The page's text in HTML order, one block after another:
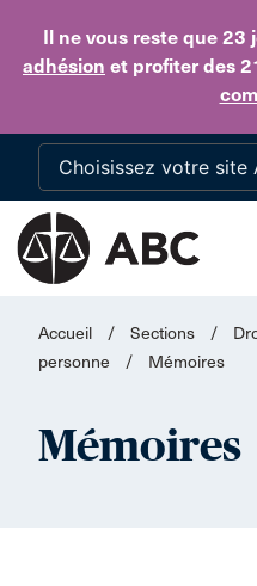
Il ne vous reste que 23
adhésion et profiter des
Accueil / Sections /
personne
/ Mémoires
Mémoires